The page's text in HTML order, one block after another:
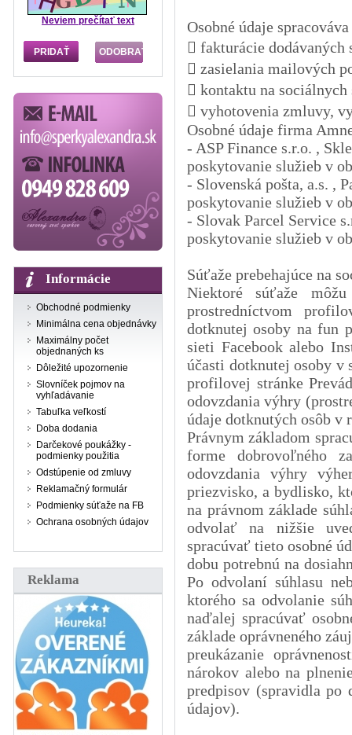
Neviem prečítať text
Informácie
Obchodné podmienky
Minimálna cena objednávky
Maximálny počet
objednaných ks
Dôležité upozornenie
Slovníček pojmov na
vyhľadávanie
Tabuľka veľkostí
Doba dodania
Darčekové poukážky -
podmienky použitia
Odstúpenie od zmluvy
Reklamačný formulár
Podmienky súťaže na FB
Ochrana osobných údajov
Reklama
Osobné údaje
 fakturácie dodávaných
 zasielania mailových
 kontaktu na sociálnych
 vyhotovenia zmluvy,
Osobné údaje firma
- ASP Finance s.r.o. ,
poskytovanie služieb v
- Slovenská pošta, a.s. ,
poskytovanie služieb v
- Slovak Parcel Service
poskytovanie služieb v
Súťaže prebehajúce na
Niektoré súťaže
prostredníctvom
dotknutej osoby na fun
sieti Facebook alebo
účasti dotknutej osoby v
profilovej stránke
odovzdania výhry
údaje dotknutých osôb v
Právnym základom
forme dobrovoľného
odovzdania výhry
priezvisko, a bydlisko,
na právnom základe
odvolať na nižšie
spracúvať tieto osobné
dobu potrebnú na
Po odvolaní súhlasu
ktorého sa odvolanie
naďalej spracúvať
základe oprávneného
preukázanie
nárokov alebo na
predpisov (spravidla po
údajov).